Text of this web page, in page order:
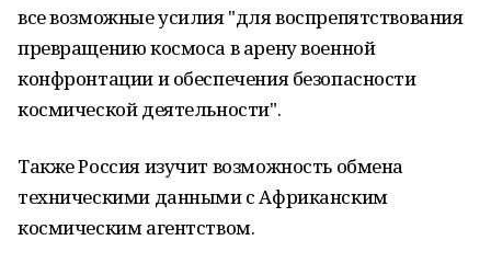
все возможные усилия "для воспрепятствования
превращению космоса в арену военной
конфронтации и обеспечения безопасности
космической деятельности".
Также Россия изучит возможность обмена
техническими данными с Африканским
космическим агентством.